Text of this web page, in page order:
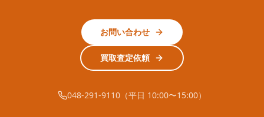
お問い合わせ
買取査定依頼
048-291-9110（平日 10:00〜15:00）